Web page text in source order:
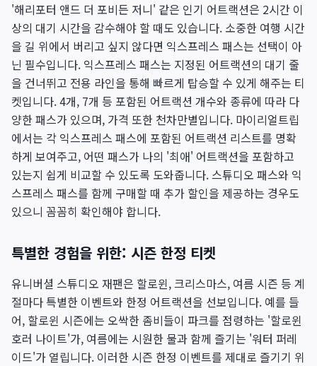
'해리포터 앤드 더 포비든 저니' 같은 인기 어트랙션은 2시간 이
상의 대기 시간을 감수해야 할 때도 있습니다. 소중한 여행 시간
을 길 위에서 버리고 싶지 않다면 익스프레스 패스는 선택이 아
닌 필수입니다. 익스프레스 패스는 지정된 어트랙션의 대기 줄
을 건너뛰고 전용 라인을 통해 빠르게 탑승할 수 있게 해주는 티
켓입니다. 4개, 7개 등 포함된 어트랙션 개수와 종류에 따라 다
양한 패스가 있으며, 가격 또한 천차만별입니다. 마이리얼트립
에서는 각 익스프레스 패스에 포함된 어트랙션 리스트를 명확
하게 보여주고, 어떤 패스가 나의 '최애' 어트랙션을 포함하고
있는지 쉽게 비교할 수 있도록 도와줍니다. 스튜디오 패스와 익
스프레스 패스를 함께 구매할 때 추가 할인을 제공하는 경우도
있으니 꼼꼼히 확인해야 합니다.
특별한 경험을 위한: 시즌 한정 티켓
유니버셜 스튜디오 재팬은 할로윈, 크리스마스, 여름 시즌 등 계
절마다 특별한 이벤트와 한정 어트랙션을 선보입니다. 예를 들
어, 할로윈 시즌에는 오싹한 좀비들이 파크를 점령하는 '할로윈
호러 나이트'가, 여름에는 시원한 물과 함께 즐기는 '워터 퍼레
이드'가 열립니다. 이러한 시즌 한정 이벤트를 제대로 즐기기 위